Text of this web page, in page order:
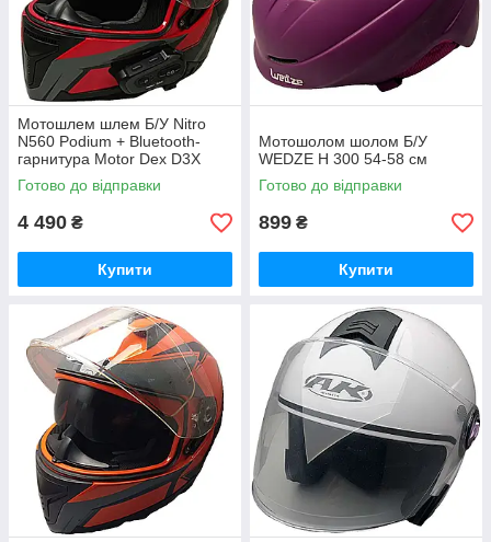
Мотошлем шлем Б/У Nitro
N560 Podium + Bluetooth-
гарнитура Motor Dex D3X
Готово до відправки
4 490 ₴
Купити
Мотошолом шолом Б/У
WEDZE H 300 54-58 см
Готово до відправки
899 ₴
Купити